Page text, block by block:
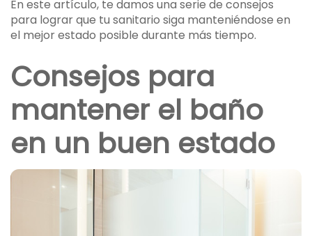
En este artículo, te damos una serie de consejos
para lograr que tu sanitario siga manteniéndose en
el mejor estado posible durante más tiempo.
Consejos para
mantener el baño
en un buen estado